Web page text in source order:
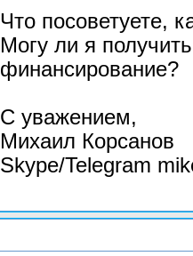
Что посоветуете,
Могу ли я
финансирование?
С уважением,
Михаил Корсанов
Skype/Telegram